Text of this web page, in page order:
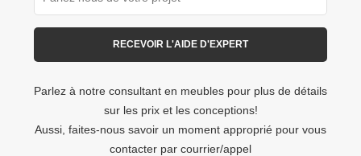
Parlez à notre consultant en meubles pour plus de détails
sur les prix et les conceptions!
Aussi, faites-nous savoir un moment approprié pour vous
contacter par courrier/appel